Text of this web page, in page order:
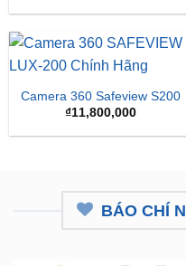
Camera 360 Safeview S200
₫11,800,000
BÁO CHÍ